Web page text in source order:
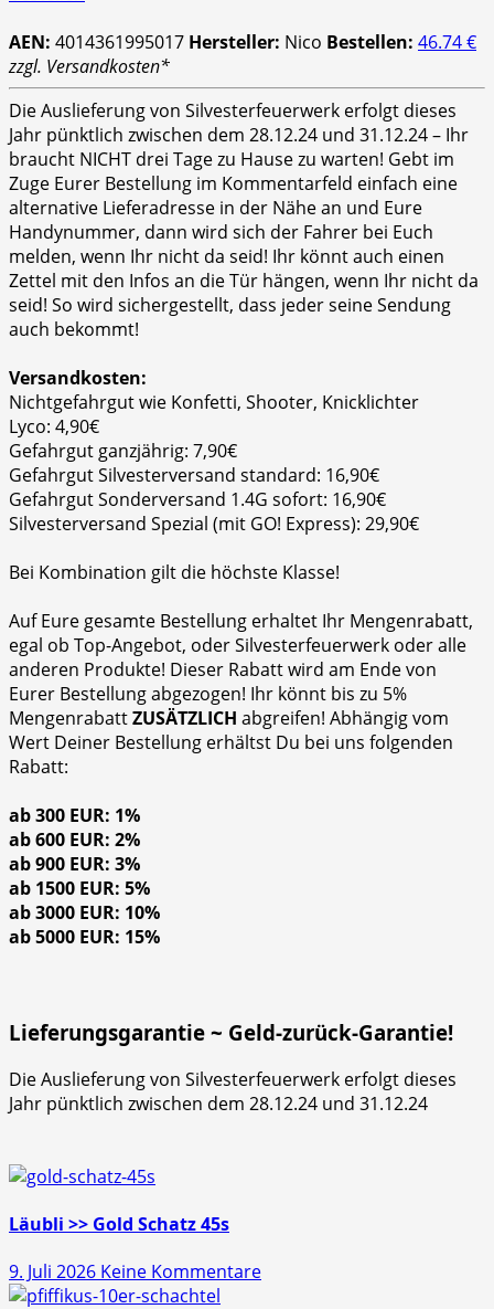
AEN: 4014361995017 Hersteller: Nico Bestellen: 46.74 €
zzgl. Versandkosten*
Die Auslieferung von Silvesterfeuerwerk erfolgt dieses
Jahr pünktlich zwischen dem 28.12.24 und 31.12.24 – Ihr
braucht NICHT drei Tage zu Hause zu warten! Gebt im
Zuge Eurer Bestellung im Kommentarfeld einfach eine
alternative Lieferadresse in der Nähe an und Eure
Handynummer, dann wird sich der Fahrer bei Euch
melden, wenn Ihr nicht da seid! Ihr könnt auch einen
Zettel mit den Infos an die Tür hängen, wenn Ihr nicht da
seid! So wird sichergestellt, dass jeder seine Sendung
auch bekommt!
Versandkosten:
Nichtgefahrgut wie Konfetti, Shooter, Knicklichter
Lyco: 4,90€
Gefahrgut ganzjährig: 7,90€
Gefahrgut Silvesterversand standard: 16,90€
Gefahrgut Sonderversand 1.4G sofort: 16,90€
Silvesterversand Spezial (mit GO! Express): 29,90€
Bei Kombination gilt die höchste Klasse!
Auf Eure gesamte Bestellung erhaltet Ihr Mengenrabatt,
egal ob Top-Angebot, oder Silvesterfeuerwerk oder alle
anderen Produkte! Dieser Rabatt wird am Ende von
Eurer Bestellung abgezogen! Ihr könnt bis zu 5%
MengenrabattZUSÄTZLICH abgreifen! Abhängig vom
Wert Deiner Bestellung erhältst Du bei uns folgenden
Rabatt:
ab 300 EUR: 1%
ab 600 EUR: 2%
ab 900 EUR: 3%
ab 1500 EUR: 5%
ab 3000 EUR: 10%
ab 5000 EUR: 15%
Lieferungsgarantie ~ Geld-zurück-Garantie!
Die Auslieferung von Silvesterfeuerwerk erfolgt dieses
Jahr pünktlich zwischen dem 28.12.24 und 31.12.24
Läubli >> Gold Schatz 45s
9. Juli 2026 Keine Kommentarezu